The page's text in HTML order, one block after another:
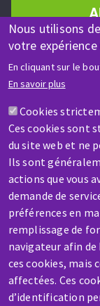
Nous utilisons
votre
En cliquant sur le
En savoir plus
Cookies
Ces cookies sont
du site web et ne
Ils sont
actions que vous
demande de
préférences en
remplissage de
navigateur afin
ces cookies, mais
affectées. Ces
d’identification
Une
Une